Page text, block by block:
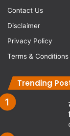
Contact Us
Disclaimer
Privacy Policy
Terms & Conditions
Trending